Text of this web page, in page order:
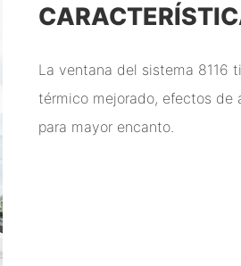
La ventana del sistema 8116
térmico mejorado, efectos de
para mayor encanto.